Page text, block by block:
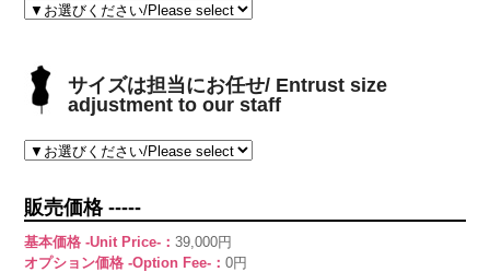
サイズは担当にお任せ/ Entrust size
adjustment to our staff
販売価格 -----
基本価格 -Unit Price-：39,000円
オプション価格 -Option Fee-：0円